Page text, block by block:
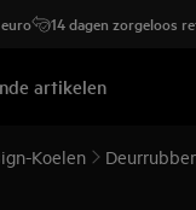
14 dagen zorgeloos
artikelen
Koelen